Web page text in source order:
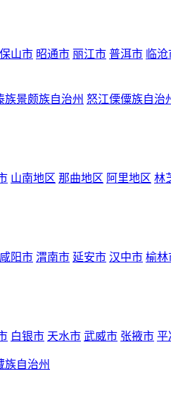
保山市 昭通市 丽江市 普洱市 临
族景颇族自治州 怒江傈僳族自治
山南地区 那曲地区 阿里地区 林
咸阳市 渭南市 延安市 汉中市 榆林
白银市 天水市 武威市 张掖市 平
族自治州